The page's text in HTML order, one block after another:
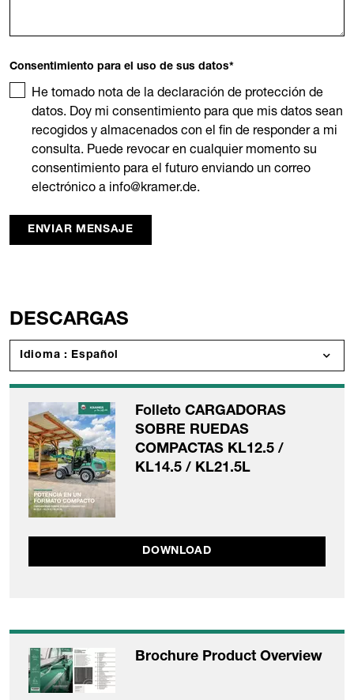
Consentimiento para el uso de sus datos*
He tomado nota de la declaración de protección de
datos. Doy mi consentimiento para que mis datos sean
recogidos y almacenados con el fin de responder a mi
consulta. Puede revocar en cualquier momento su
consentimiento para el futuro enviando un correo
electrónico a info@kramer.de.
ENVIAR MENSAJE
DESCARGAS
Idioma : Español
Folleto CARGADORAS
SOBRE RUEDAS
COMPACTAS KL12.5 /
KL14.5 / KL21.5L
DOWNLOAD
Brochure Product Overview